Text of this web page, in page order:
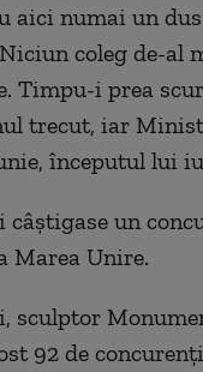
aici numai un
coleg de-al
Timpu-i prea
trecut, iar
începutul lui
un
Marea Unire.
sculptor
92 de